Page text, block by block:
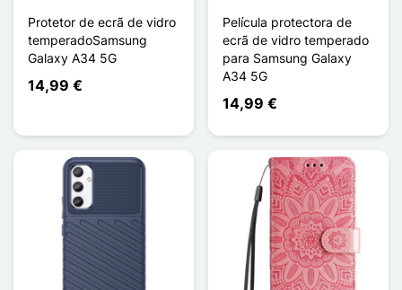
Protetor de ecrã de vidro
temperadoSamsung
Galaxy A34 5G
14,99 €
Película protectora de
ecrã de vidro temperado
para Samsung Galaxy
A34 5G
14,99 €